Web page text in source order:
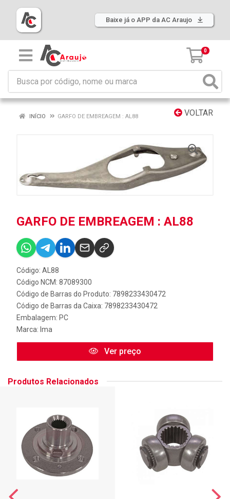
Baixe já o APP da AC Araujo
0
VOLTAR
INÍCIO GARFO DE EMBREAGEM : AL88
GARFO DE EMBREAGEM : AL88
Código: AL88
Código NCM: 87089300
Código de Barras do Produto: 7898233430472
Código de Barras da Caixa: 7898233430472
Embalagem: PC
Marca: Ima
Ver preço
Produtos Relacionados